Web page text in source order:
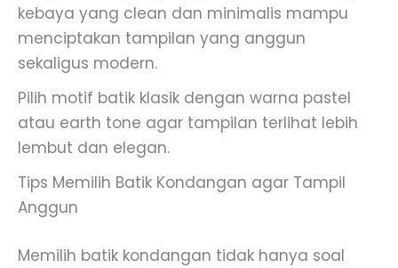
kebaya yang clean dan minimalis mampu
menciptakan tampilan yang anggun
sekaligus modern.
Pilih motif batik klasik dengan warna pastel
atau earth tone agar tampilan terlihat lebih
lembut dan elegan.
Tips Memilih Batik Kondangan agar Tampil
Anggun
Memilih batik kondangan tidak hanya soal